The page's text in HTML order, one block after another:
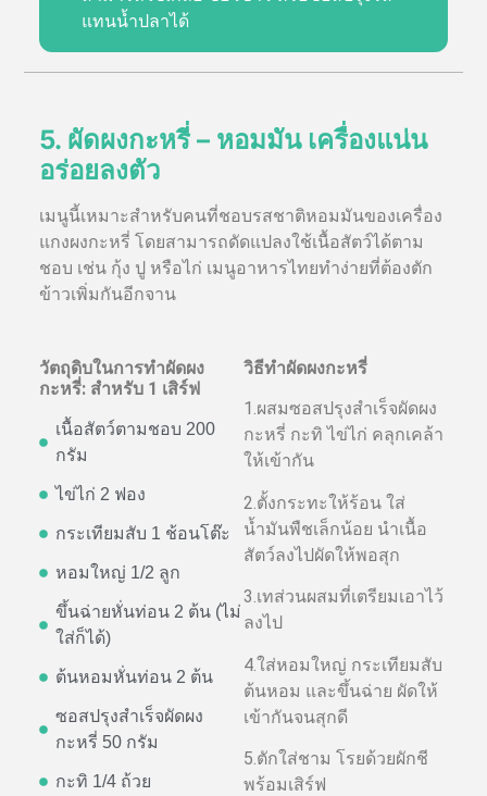
แทนน้ำปลาได้
5. ผัดผงกะหรี่ – หอมมัน เครื่องแน่น
อร่อยลงตัว
เมนูนี้เหมาะสำหรับคนที่ชอบรสชาติหอมมันของเครื่อง
แกงผงกะหรี่ โดยสามารถดัดแปลงใช้เนื้อสัตว์ได้ตาม
ชอบ เช่น กุ้ง ปู หรือไก่ เมนูอาหารไทยทำง่ายที่ต้องตัก
ข้าวเพิ่มกันอีกจาน
วัตถุดิบในการทำผัดผง
กะหรี่: สำหรับ 1 เสิร์ฟ
เนื้อสัตว์ตามชอบ 200
กรัม
ไข่ไก่ 2 ฟอง
กระเทียมสับ 1 ช้อนโต๊ะ
หอมใหญ่ 1/2 ลูก
ขึ้นฉ่ายหั่นท่อน 2 ต้น (ไม่
ใส่ก็ได้)
ต้นหอมหั่นท่อน 2 ต้น
ซอสปรุงสำเร็จผัดผง
กะหรี่ 50 กรัม
กะทิ 1/4 ถ้วย
วิธีทำผัดผงกะหรี่
1.ผสมซอสปรุงสำเร็จผัดผง
กะหรี่ กะทิ ไข่ไก่ คลุกเคล้า
ให้เข้ากัน
2.ตั้งกระทะให้ร้อน ใส่
น้ำมันพืชเล็กน้อย นำเนื้อ
สัตว์ลงไปผัดให้พอสุก
3.เทส่วนผสมที่เตรียมเอาไว้
ลงไป
4.ใส่หอมใหญ่ กระเทียมสับ
ต้นหอม และขึ้นฉ่าย ผัดให้
เข้ากันจนสุกดี
5.ตักใส่ชาม โรยด้วยผักชี
พร้อมเสิร์ฟ